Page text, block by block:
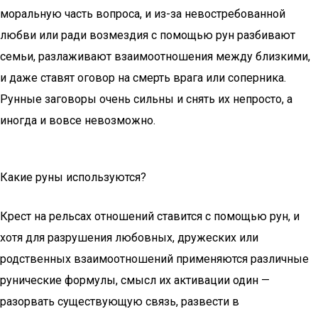
моральную часть вопроса, и из-за невостребованной
любви или ради возмездия с помощью рун разбивают
семьи, разлаживают взаимоотношения между близкими,
и даже ставят оговор на смерть врага или соперника.
Рунные заговоры очень сильны и снять их непросто, а
иногда и вовсе невозможно.
Какие руны используются?
Крест на рельсах отношений ставится с помощью рун, и
хотя для разрушения любовных, дружеских или
родственных взаимоотношений применяются различные
рунические формулы, смысл их активации один —
разорвать существующую связь, развести в